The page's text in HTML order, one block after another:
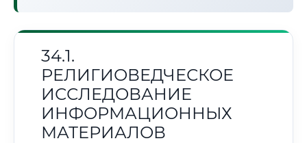
34.1.
РЕЛИГИОВЕДЧЕСКОЕ
ИССЛЕДОВАНИЕ
ИНФОРМАЦИОННЫХ
МАТЕРИАЛОВ